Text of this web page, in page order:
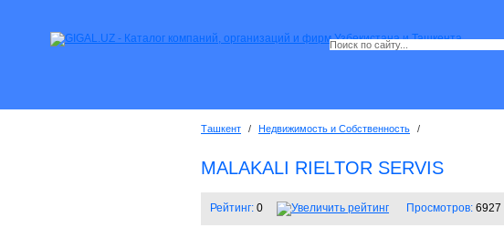
Ташкент / Недвижимость и Собственность /
MALAKALI RIELTOR SERVIS
Рейтинг: 0 Просмотров: 6927